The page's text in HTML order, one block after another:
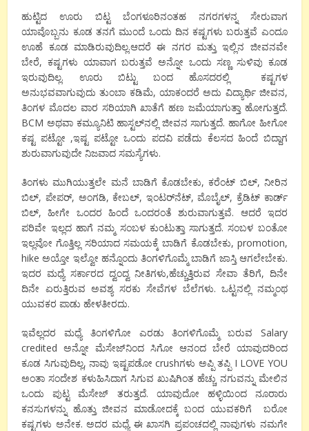
ಹುಟ್ಟಿದ ಊರು ಬಿಟ್ಟ ಬೆಂಗಳೂರಿನಂತಹ ನಗರಗಳನ್ನ ಸೇರುವಾಗ
ಯಾವೊಬ್ಬನು ಕೂಡ ತನಗೆ ಮುಂದೆ ಒಂದು ದಿನ ಕಷ್ಟಗಳು ಬರುತ್ತವೆ ಎಂದೂ
ಊಹೆ ಕೂಡ ಮಾಡಿರುವುದಿಲ್ಲ.ಆದರೆ ಈ ನಗರ ಮತ್ತು ಇಲ್ಲಿನ ಜೀವನವೇ
ಬೇರೆ, ಕಷ್ಟಗಳು ಯಾವಾಗ ಬರುತ್ತವೆ ಅನ್ನೋ ಒಂದು ಸಣ್ಣ ಸುಳಿವು ಕೂಡ
ಇರುವುದಿಲ್ಲ. ಊರು ಬಿಟ್ಟು ಬಂದ ಹೊಸದರಲ್ಲಿ ಕಷ್ಟಗಳ
ಅನುಭವವಾಗುವುದು ತುಂಬಾ ಕಡಿಮೆ, ಯಾಕಂದರೆ ಅದು ವಿದ್ಯಾರ್ಥಿ ಜೀವನ,
ತಿಂಗಳ ಮೊದಲ ವಾರ ಸರಿಯಾಗಿ ಖಾತೆಗೆ ಹಣ ಜಮೆಯಾಗುತ್ತಾ ಹೋಗುತ್ತದೆ.
BCM ಅಥವಾ ಕಮ್ಯೂನಿಟಿ ಹಾಸ್ಟಲ್‌‌ನಲ್ಲಿ ಜೀವನ ಸಾಗುತ್ತದೆ. ಹಾಗೋ ಹೀಗೋ
ಕಷ್ಟ ಪಟ್ಟೋ ,ಇಷ್ಟ ಪಟ್ಟೋ ಒಂದು ಪದವಿ ಪಡೆದು ಕೆಲಸದ ಹಿಂದೆ ಬಿದ್ದಾಗ
ಶುರುವಾಗುವುದೇ ನಿಜವಾದ ಸಮಸ್ಯೆಗಳು.
ತಿಂಗಳು ಮುಗಿಯುತ್ತಲೇ ಮನೆ ಬಾಡಿಗೆ ಕೊಡಬೇಕು, ಕರೆಂಟ್ ಬಿಲ್, ನೀರಿನ
ಬಿಲ್, ಪೇಪರ್, ಅಂಗಡಿ, ಕೇಬಲ್, ಇಂಟರ್‌ನೆಟ್, ಮೊಬೈಲ್, ಕ್ರೆಡಿಟ್ ಕಾರ್ಡ್
ಬಿಲ್, ಹೀಗೇ ಒಂದರ ಹಿಂದೆ ಒಂದರಂತೆ ಶುರುವಾಗುತ್ತವೆ. ಆದರೆ ಇದರ
ಪರಿವೇ ಇಲ್ಲದ ಹಾಗೆ ನಮ್ಮ ಸಂಬಳ ಕುಂಟುತ್ತಾ ಸಾಗುತ್ತದೆ. ಸಂಬಳ ಬಂತೋ
ಇಲ್ಲವೋ ಗೊತ್ತಿಲ್ಲ ಸರಿಯಾದ ಸಮಯಕ್ಕೆ ಬಾಡಿಗೆ ಕೊಡಬೇಕು, promotion,
hike ಅಯ್ತೋ ಇಲ್ವೋ ಹನ್ನೊಂದು ತಿಂಗಳಿಗೊಮ್ಮೆ ಬಾಡಿಗೆ ಜಾಸ್ತಿ ಆಗಲೇಬೇಕು.
ಇದರ ಮಧ್ಯೆ ಸರ್ಕಾರದ ದ್ವಂದ್ವ ನೀತಿಗಳು,ಹೆಚ್ಚುತ್ತಿರುವ ಸೇವಾ ತೆರಿಗೆ, ದಿನೇ
ದಿನೇ ಏರುತ್ತಿರುವ ಅವಶ್ಯ ಸರಕು ಸೇವೆಗಳ ಬೆಲೆಗಳು. ಒಟ್ಟನಲ್ಲಿ ನಮ್ಮಂಥ
ಯುವಕರ ಪಾಡು ಹೇಳತೀರದು.
ಇವೆಲ್ಲದರ ಮಧ್ಯೆ ತಿಂಗಳಿಗೋ ಎರಡು ತಿಂಗಳಿಗೊಮ್ಮೆ ಬರುವ Salary
credited ಅನ್ನೋ ಮೆಸೇಜ್‌ನಿಂದ ಸಿಗೋ ಆನಂದ ಬೇರೆ ಯಾವುದರಿಂದ
ಕೂಡ ಸಿಗುವುದಿಲ್ಲ, ನಾವು ಇಷ್ಟಪಡೋ crushಗಳು ಅಪ್ಪಿ ತಪ್ಪಿ I LOVE YOU
ಅಂತಾ ಸಂದೇಶ ಕಳುಹಿಸಿದಾಗ ಸಿಗುವ ಖುಷಿಗಿಂತ ಹೆಚ್ಚು ನಗುವನ್ನು ಮೇಲಿನ
ಒಂದು ಪುಟ್ಟ ಮೆಸೇಜ್ ತರುತ್ತದೆ. ಯಾವುದೋ ಹಳ್ಳಿಯಿಂದ ನೂರಾರು
ಕನಸುಗಳನ್ನು ಹೊತ್ತು ಜೀವನ ಮಾಡೋದಕ್ಕೆ ಬಂದ ಯುವಕರಿಗೆ ಬರೋ
ಕಷ್ಟಗಳು ಅನೇಕ. ಅದರ ಮಧ್ಯೆ ಈ ಖಾಸಗಿ ಪ್ರಪಂಚದಲ್ಲಿ ನಾವುಗಳು ನಮಗೇ